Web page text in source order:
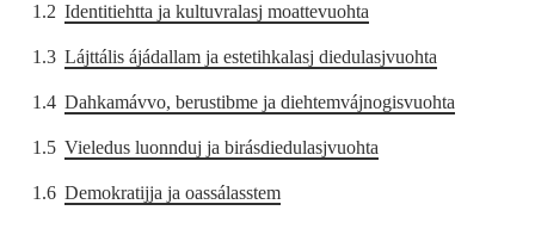
1.2 Identitiehtta ja kultuvralasj moattevuohta
1.3 Lájttális ájádallam ja estetihkalasj diedulasjvuohta
1.4 Dahkamávvo, berustibme ja diehtemvájnogisvuohta
1.5 Vieledus luonnduj ja birásdiedulasjvuohta
1.6 Demokratijja ja oassálasstem